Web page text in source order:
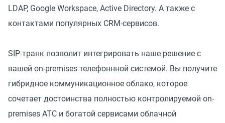
LDAP, Google Workspace, Active Directory. А также с
контактами популярных CRM-сервисов.
SIP-транк позволит интегрировать наше решение с
вашей on-premises телефоннной системой. Вы получите
гибридное коммуникационное облако, которое
сочетает достоинства полностью контролируемой on-
premises АТС и богатой сервисами облачной